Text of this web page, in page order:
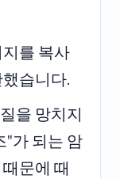
를 복사
습니다.
을 망치지
"가 되는 암
문에 때